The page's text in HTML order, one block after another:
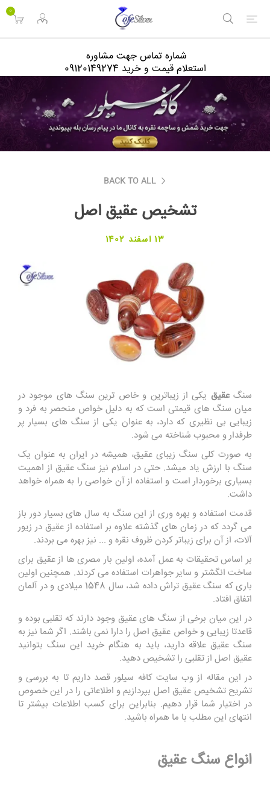
0
شماره تماس جهت مشاوره
استعلام قیمت و خرید 09120149274
BACK TO ALL
تشخیص عقیق اصل
13 اسفند 1402
سنگعقیق یکی از زیباترین و خاص ترین سنگ های موجود در
میان سنگ های قیمتی است که به دلیل خواص منحصر به فرد و
زیبایی بی نظیری که دارد، به عنوان یکی از سنگ های بسیار پر
طرفدار و محبوب شناخته می شود.
به صورت کلی سنگ زیبای عقیق، همیشه در ایران به عنوان یک
سنگ با ارزش یاد میشد. حتی در اسلام نیز سنگ عقیق از اهمیت
بسیاری برخوردار است و استفاده از آن خواصی را به همراه خواهد
داشت.
قدمت استفاده و بهره وری از این سنگ به سال های بسیار دور باز
می گردد که در زمان های گذشته علاوه بر استفاده از عقیق در زیور
آلات، از آن برای زیباتر کردن ظروف نقره و ... نیز بهره می بردند.
بر اساس تحقیقات به عمل آمده، اولین بار مصری ها از عقیق برای
ساخت انگشتر و سایر جواهرات استفاده می کردند. همچنین اولین
باری که سنگ عقیق تراش داده شد، سال 1548 میلادی و در آلمان
اتفاق افتاد.
در این میان برخی از سنگ های عقیق وجود دارند که تقلبی بوده و
قاعدتا زیبایی و خواص عقیق اصل را دارا نمی باشند. اگر شما نیز به
سنگ عقیق علاقه دارید، باید به هنگام خرید این سنگ بتوانید
عقیق اصل از تقلبی را تشخیص دهید.
در این مقاله از وب سایت کافه سیلور قصد داریم تا به بررسی و
تشریح تشخیص عقیق اصل بپردازیم و اطلاعاتی را در این خصوص
در اختیار شما قرار دهیم. بنابراین برای کسب اطلاعات بیشتر تا
انتهای این مطلب با ما همراه باشید.
انواع سنگ عقیق